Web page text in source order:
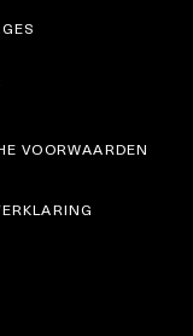
VOORWAARDEN